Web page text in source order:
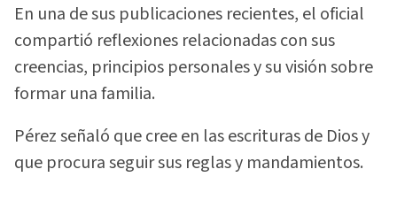
En una de sus publicaciones recientes, el oficial
compartió reflexiones relacionadas con sus
creencias, principios personales y su visión sobre
formar una familia.
Pérez señaló que cree en las escrituras de Dios y
que procura seguir sus reglas y mandamientos.